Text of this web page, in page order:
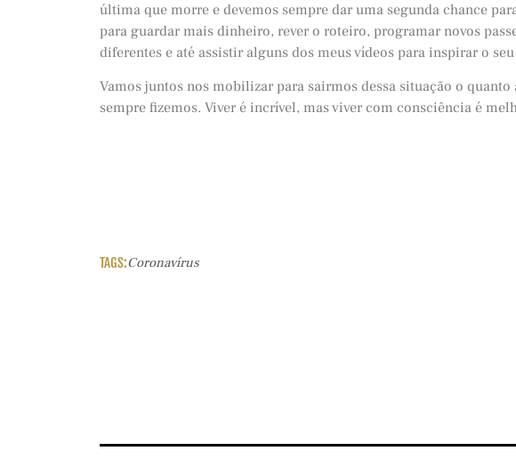
última que morre e devemos sempre dar uma segunda chance
para guardar mais dinheiro, rever o roteiro, programar novos
diferentes e até assistir alguns dos meus vídeos para inspirar o
Vamos juntos nos mobilizar para sairmos dessa situação o
sempre fizemos. Viver é incrível, mas viver com consciência é
TAGS:Coronavírus